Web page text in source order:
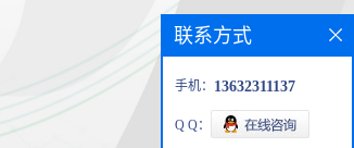
联系方式
手机： 13632311137
Q Q：